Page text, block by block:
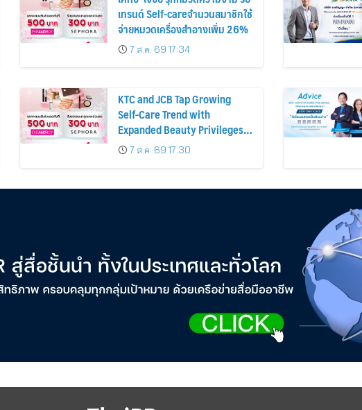
เทรนด์ Self-careจำนวนสมาชิกใช้
จ่ายหมวดเครื่องสำอางเพิ่ม 26%
7 ส.ค. 69 17:34
KTC and JCB Tap Growing
Self-Care Trend with
Expanded Beauty Privileges
Number of KTC JCB
Cardmembers Spending on
7 ส.ค. 69 17:30